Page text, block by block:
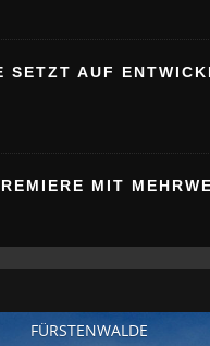
SETZT AUF
MIT
FÜRSTENWALDE